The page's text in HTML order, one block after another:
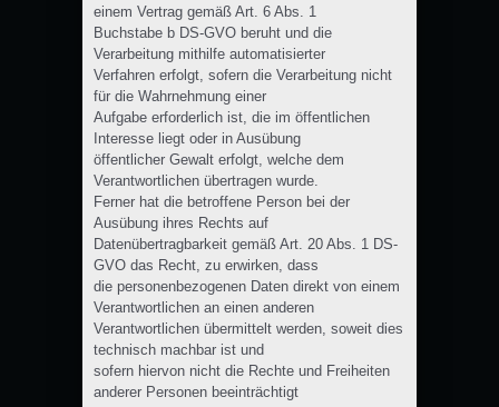
einem Vertrag gemäß Art. 6 Abs. 1
Buchstabe b DS-GVO beruht und die
Verarbeitung mithilfe automatisierter
Verfahren erfolgt, sofern die Verarbeitung nicht
für die Wahrnehmung einer
Aufgabe erforderlich ist, die im öffentlichen
Interesse liegt oder in Ausübung
öffentlicher Gewalt erfolgt, welche dem
Verantwortlichen übertragen wurde.
Ferner hat die betroffene Person bei der
Ausübung ihres Rechts auf
Datenübertragbarkeit gemäß Art. 20 Abs. 1 DS-
GVO das Recht, zu erwirken, dass
die personenbezogenen Daten direkt von einem
Verantwortlichen an einen anderen
Verantwortlichen übermittelt werden, soweit dies
technisch machbar ist und
sofern hiervon nicht die Rechte und Freiheiten
anderer Personen beeinträchtigt